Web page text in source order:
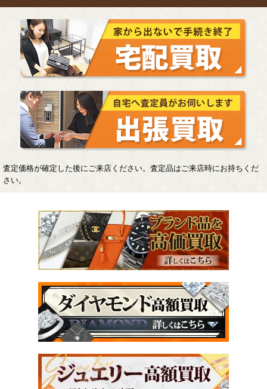
査定価格が確定した後にご来店ください。査定品はご来店時にお持ちくだ
さい。